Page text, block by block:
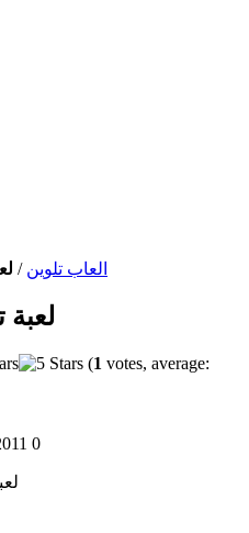
العاب تلوين /
لعبة
(1 votes, average:
0